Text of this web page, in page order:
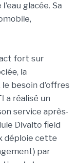
glacée. Sa
fort sur
la
besoin d'offres
a réalisé un
service après-
Divalto field
déploie cette
par